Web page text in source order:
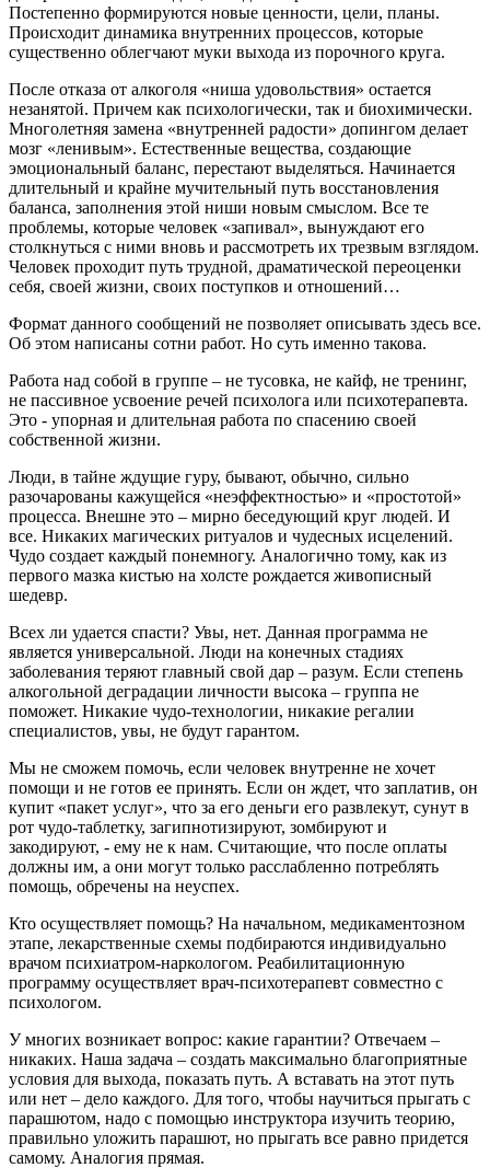
Постепенно формируются новые ценности, цели, планы.
Происходит динамика внутренних процессов, которые
существенно облегчают муки выхода из порочного круга.
После отказа от алкоголя «ниша удовольствия» остается
незанятой. Причем как психологически, так и биохимически.
Многолетняя замена «внутренней радости» допингом делает
мозг «ленивым». Естественные вещества, создающие
эмоциональный баланс, перестают выделяться. Начинается
длительный и крайне мучительный путь восстановления
баланса, заполнения этой ниши новым смыслом. Все те
проблемы, которые человек «запивал», вынуждают его
столкнуться с ними вновь и рассмотреть их трезвым взглядом.
Человек проходит путь трудной, драматической переоценки
себя, своей жизни, своих поступков и отношений…
Формат данного сообщений не позволяет описывать здесь все.
Об этом написаны сотни работ. Но суть именно такова.
Работа над собой в группе – не тусовка, не кайф, не тренинг,
не пассивное усвоение речей психолога или психотерапевта.
Это - упорная и длительная работа по спасению своей
собственной жизни.
Люди, в тайне ждущие гуру, бывают, обычно, сильно
разочарованы кажущейся «неэффектностью» и «простотой»
процесса. Внешне это – мирно беседующий круг людей. И
все. Никаких магических ритуалов и чудесных исцелений.
Чудо создает каждый понемногу. Аналогично тому, как из
первого мазка кистью на холсте рождается живописный
шедевр.
Всех ли удается спасти? Увы, нет. Данная программа не
является универсальной. Люди на конечных стадиях
заболевания теряют главный свой дар – разум. Если степень
алкогольной деградации личности высока – группа не
поможет. Никакие чудо-технологии, никакие регалии
специалистов, увы, не будут гарантом.
Мы не сможем помочь, если человек внутренне не хочет
помощи и не готов ее принять. Если он ждет, что заплатив, он
купит «пакет услуг», что за его деньги его развлекут, сунут в
рот чудо-таблетку, загипнотизируют, зомбируют и
закодируют, - ему не к нам. Считающие, что после оплаты
должны им, а они могут только расслабленно потреблять
помощь, обречены на неуспех.
Кто осуществляет помощь? На начальном, медикаментозном
этапе, лекарственные схемы подбираются индивидуально
врачом психиатром-наркологом. Реабилитационную
программу осуществляет врач-психотерапевт совместно с
психологом.
У многих возникает вопрос: какие гарантии? Отвечаем –
никаких. Наша задача – создать максимально благоприятные
условия для выхода, показать путь. А вставать на этот путь
или нет – дело каждого. Для того, чтобы научиться прыгать с
парашютом, надо с помощью инструктора изучить теорию,
правильно уложить парашют, но прыгать все равно придется
самому. Аналогия прямая.